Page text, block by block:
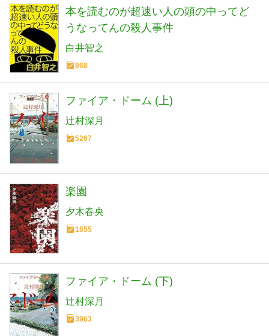
本を読むのが超速い人の頭の中ってど
うなってんの殺人事件
白井智之
868
ファイア・ドーム (上)
辻村深月
5267
楽園
夕木春央
1855
ファイア・ドーム (下)
辻村深月
3963